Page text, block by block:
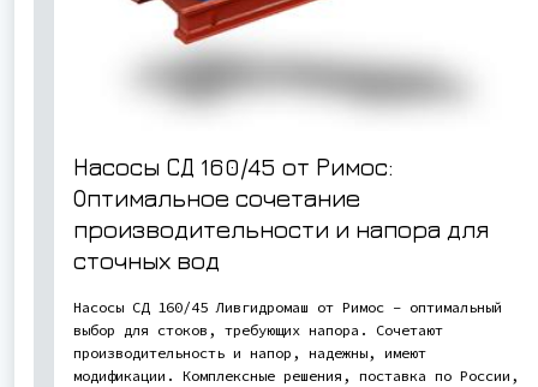
Насосы СД 160/45 от Римос:
Оптимальное сочетание
производительности и напора для
сточных вод
Насосы СД 160/45 Ливгидромаш от Римос – оптимальный
выбор для стоков, требующих напора. Сочетают
производительность и напор, надежны, имеют
модификации. Комплексные решения, поставка по России,